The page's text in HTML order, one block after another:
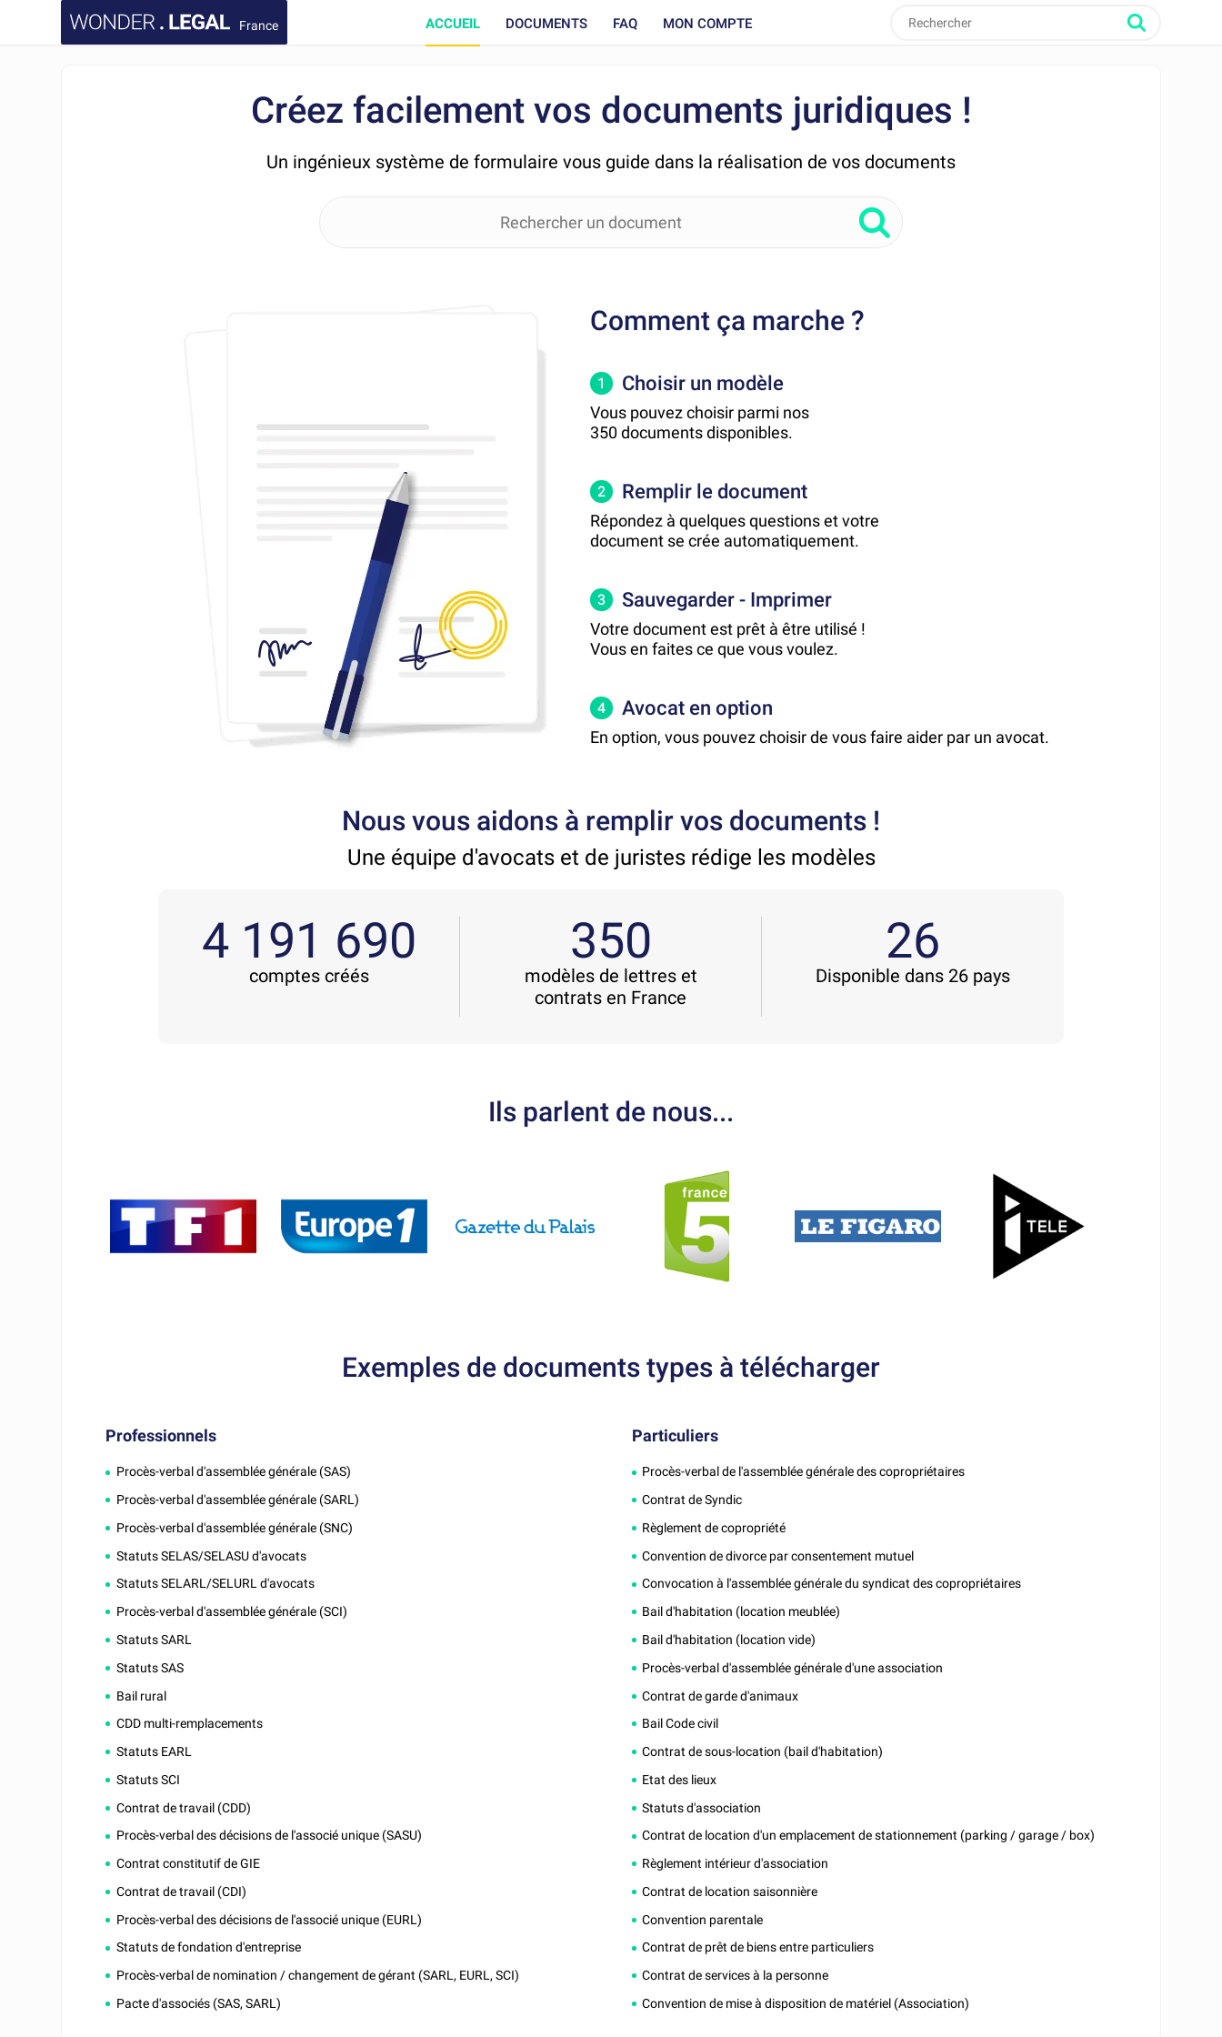
France ACCUEIL DOCUMENTS FAQ MON COMPTE
Créez facilement vos documents juridiques !
Un ingénieux système de formulaire vous guide dans la réalisation de vos documents
Comment ça marche ?
1 Choisir un modèle
Vous pouvez choisir parmi nos
350 documents disponibles.
2 Remplir le document
Répondez à quelques questions et votre
document se crée automatiquement.
3 Sauvegarder - Imprimer
Votre document est prêt à être utilisé !
Vous en faites ce que vous voulez.
4 Avocat en option
En option, vous pouvez choisir de vous faire aider par un avocat.
Nous vous aidons à remplir vos documents !
Une équipe d'avocats et de juristes rédige les modèles
4 191 690
comptes créés
350
modèles de lettres et
contrats en France
26
Disponible dans 26 pays
Ils parlent de nous...
Exemples de documents types à télécharger
Professionnels
Procès-verbal d'assemblée générale (SAS)
Procès-verbal d'assemblée générale (SARL)
Procès-verbal d'assemblée générale (SNC)
Statuts SELAS/SELASU d'avocats
Statuts SELARL/SELURL d'avocats
Procès-verbal d'assemblée générale (SCI)
Statuts SARL
Statuts SAS
Bail rural
CDD multi-remplacements
Statuts EARL
Statuts SCI
Contrat de travail (CDD)
Procès-verbal des décisions de l'associé unique (SASU)
Contrat constitutif de GIE
Contrat de travail (CDI)
Procès-verbal des décisions de l'associé unique (EURL)
Statuts de fondation d'entreprise
Procès-verbal de nomination / changement de gérant (SARL, EURL, SCI)
Pacte d'associés (SAS, SARL)
Particuliers
Procès-verbal de l'assemblée générale des copropriétaires
Contrat de Syndic
Règlement de copropriété
Convention de divorce par consentement mutuel
Convocation à l'assemblée générale du syndicat des copropriétaires
Bail d'habitation (location meublée)
Bail d'habitation (location vide)
Procès-verbal d'assemblée générale d'une association
Contrat de garde d'animaux
Bail Code civil
Contrat de sous-location (bail d'habitation)
Etat des lieux
Statuts d'association
Contrat de location d'un emplacement de stationnement (parking / garage / box)
Règlement intérieur d'association
Contrat de location saisonnière
Convention parentale
Contrat de prêt de biens entre particuliers
Contrat de services à la personne
Convention de mise à disposition de matériel (Association)